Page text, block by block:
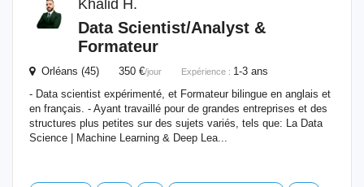
Khalid H.
Data Scientist/Analyst &
Formateur
Orléans (45) 350 €/jour Expérience : 1-3 ans
- Data scientist expérimenté, et Formateur bilingue en anglais et
en français. - Ayant travaillé pour de grandes entreprises et des
structures plus petites sur des sujets variés, tels que: La Data
Science | Machine Learning & Deep Lea...